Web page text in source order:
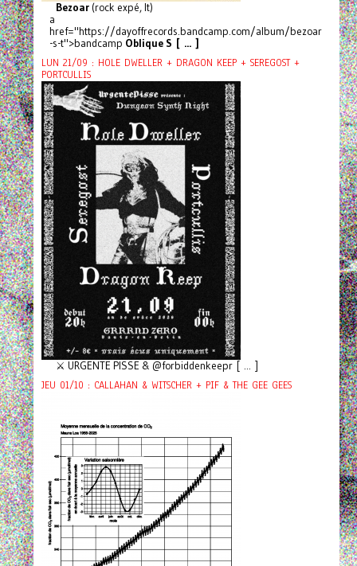
Bezoar(rock expé, It)
a
href="https://dayoffrecords.bandcamp.com/album/bezoar
-s-t">bandcamp Oblique S [ ... ]
LUN 21/09 : HOLE DWELLER + DRAGON KEEP + SEREGOST +
PORTCULLIS
⚔️ URGENTE PISSE & @forbiddenkeepr [ ... ]
JEU 01/10 : CALLAHAN & WITSCHER + PIF & THE GEE GEES